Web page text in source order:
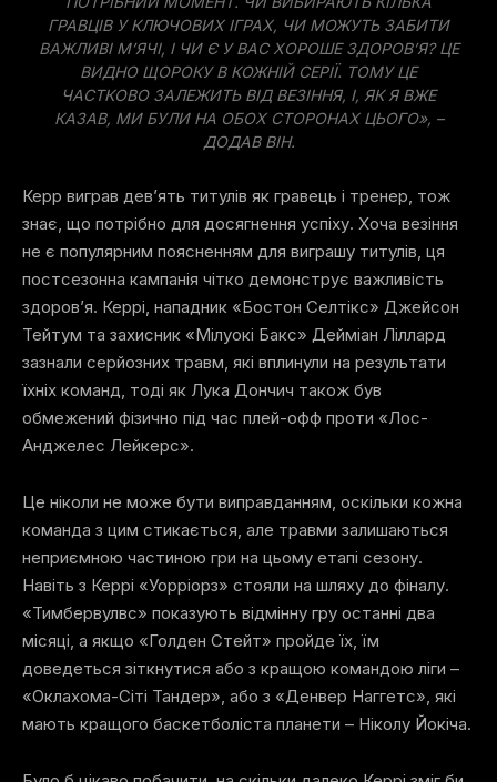
ГРАВЦІВ У КЛЮЧОВИХ ІГРАХ, ЧИ МОЖУТЬ ЗАБИТИ
ВАЖЛИВІ М’ЯЧІ, І ЧИ Є У ВАС ХОРОШЕ ЗДОРОВ’Я? ЦЕ
ВИДНО ЩОРОКУ В КОЖНІЙ СЕРІЇ. ТОМУ ЦЕ
ЧАСТКОВО ЗАЛЕЖИТЬ ВІД ВЕЗІННЯ, І, ЯК Я ВЖЕ
КАЗАВ, МИ БУЛИ НА ОБОХ СТОРОНАХ ЦЬОГО», –
ДОДАВ ВІН.
Керр виграв дев’ять титулів як гравець і тренер, тож
знає, що потрібно для досягнення успіху. Хоча везіння
не є популярним поясненням для виграшу титулів, ця
постсезонна кампанія чітко демонструє важливість
здоров’я. Керрі, нападник «Бостон Селтікс» Джейсон
Тейтум та захисник «Мілуокі Бакс» Дейміан Ліллард
зазнали серйозних травм, які вплинули на результати
їхніх команд, тоді як Лука Дончич також був
обмежений фізично під час плей-офф проти «Лос-
Анджелес Лейкерс».
Це ніколи не може бути виправданням, оскільки кожна
команда з цим стикається, але травми залишаються
неприємною частиною гри на цьому етапі сезону.
Навіть з Керрі «Уорріорз» стояли на шляху до фіналу.
«Тимбервулвс» показують відмінну гру останні два
місяці, а якщо «Голден Стейт» пройде їх, їм
доведеться зіткнутися або з кращою командою ліги –
«Оклахома-Сіті Тандер», або з «Денвер Наггетс», які
мають кращого баскетболіста планети – Ніколу Йокіча.